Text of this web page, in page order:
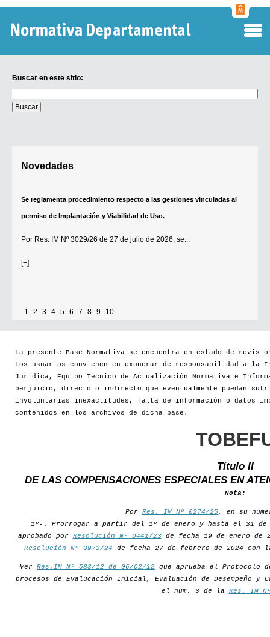
Buscar en este sitio:
en
este
sitio:
Novedades
Se reglamenta procedimiento respecto a las gestiones vinculadas al
permiso de Implantación y Viabilidad de Uso.
Por Res. IM Nº 3029/26 de 27 de julio de 2026, se...
[+]
1 2 3 4 5 6 7 8 9 10
La presente Base Normativa se encuentra en estado de
Los usuarios convienen en exonerar de responsabilidad a la
Jurídica, Equipo Técnico de Actualización Normativa e
perjuicio, directo o indirecto que eventualmente puedan
involuntarias inexactitudes, falta de información o datos
contenidos en los archivos de dicha base.
Título II
DE LAS COMPENSACIONES ESPECIALES EN
Nota:
Por Res. IM Nº 0274/25, en su
1º-. Prorrogar a partir del 1º de enero y hasta el 31 de
aprobado por Resolución Nº 0441/23de fecha 19 de enero de
Resolución Nº 0973/24 de fecha 27 de febrero de 2024 con
Ver Res.IM Nº 583/12 de 06/02/12 que aprueba el Protocolo
procesos de Evalucación Inicial, Evaluación de Desempeño
el num. 3 de la Res. IM